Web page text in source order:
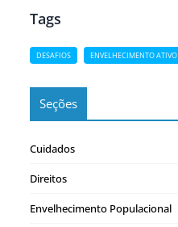
Tags
DESAFIOS ENVELHECIMENTO ATIVO
Seções
Cuidados
Direitos
Envelhecimento Populacional